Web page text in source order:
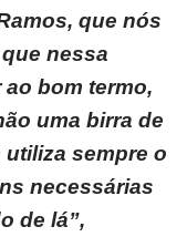
que nós
nessa
bom termo,
uma birra de
sempre o
necessárias
de lá”,